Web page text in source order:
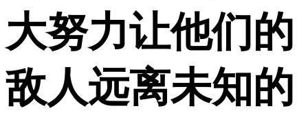
大努力让他们的
敌人远离未知的